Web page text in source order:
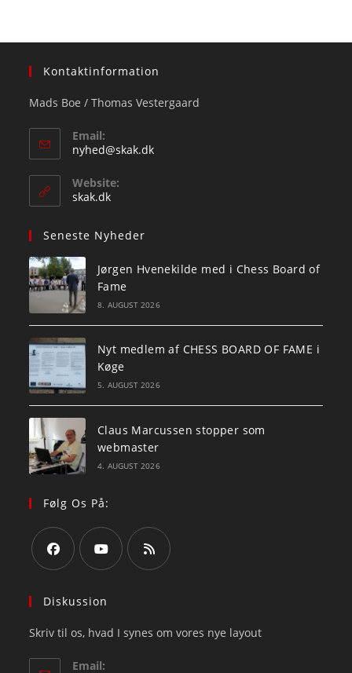
Kontaktinformation
Mads Boe / Thomas Vestergaard
Email:
nyhed@skak.dkOpens
Website:
skak.dk
Seneste Nyheder
Jørgen Hvenekilde med i Chess Board of
Fame
8. AUGUST 2026
Nyt medlem af CHESS BOARD OF FAME i
Køge
5. AUGUST 2026
Claus Marcussen stopper som
webmaster
4. AUGUST 2026
Følg Os På:
in
new
tab
in
new
new
Diskussion
Skriv til os, hvad I synes om vores nye layout
Email: